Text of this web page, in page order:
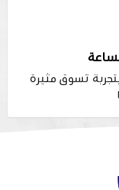
تسوق مثيرة